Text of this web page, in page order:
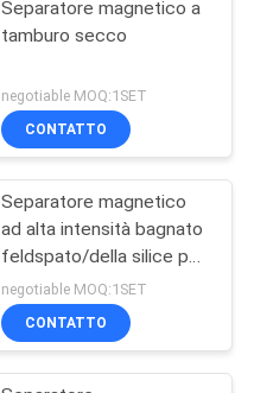
Separatore magnetico a
tamburo secco
negotiable MOQ:1SET
CONTATTO
Separatore magnetico
ad alta intensità bagnato
feldspato/della silice per
rimozione FE2O3
negotiable MOQ:1SET
CONTATTO